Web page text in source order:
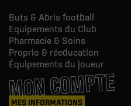
Buts & Abris football
Equipements du Club
Pharmacie & Soins
Proprio & réeducation
Équipements du joueur
MON COMPTE
MES INFORMATIONS